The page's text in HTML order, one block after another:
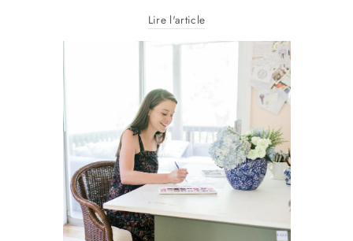
Lire l'article